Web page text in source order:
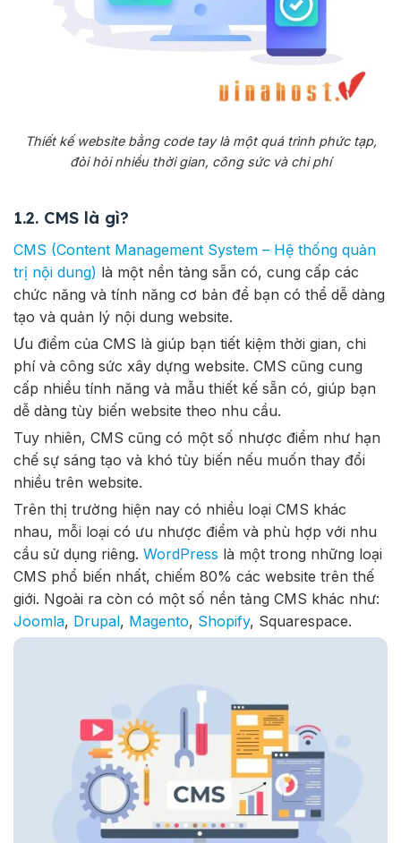
Thiết kế website bằng code tay là một quá trình phức tạp,
đòi hỏi nhiều thời gian, công sức và chi phí
1.2. CMS là gì?
CMS (Content Management System – Hệ thống quản
trị nội dung) là một nền tảng sẵn có, cung cấp các
chức năng và tính năng cơ bản để bạn có thể dễ dàng
tạo và quản lý nội dung website.
Ưu điểm của CMS là giúp bạn tiết kiệm thời gian, chi
phí và công sức xây dựng website. CMS cũng cung
cấp nhiều tính năng và mẫu thiết kế sẵn có, giúp bạn
dễ dàng tùy biến website theo nhu cầu.
Tuy nhiên, CMS cũng có một số nhược điểm như hạn
chế sự sáng tạo và khó tùy biến nếu muốn thay đổi
nhiều trên website.
Trên thị trường hiện nay có nhiều loại CMS khác
nhau, mỗi loại có ưu nhược điểm và phù hợp với nhu
cầu sử dụng riêng. WordPress là một trong những loại
CMS phổ biến nhất, chiếm 80% các website trên thế
giới. Ngoài ra còn có một số nền tảng CMS khác như:
Joomla, Drupal, Magento, Shopify, Squarespace.